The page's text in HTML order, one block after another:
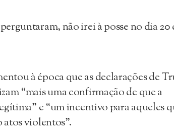
não irei à posse no dia 20
à época que as declarações de
“mais uma confirmação de que a
e “um incentivo para aqueles
violentos”.